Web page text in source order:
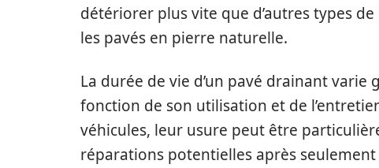
détériorer plus vite que d’autres types
les pavés en pierre naturelle.
La durée de vie d’un pavé drainant
fonction de son utilisation et de
véhicules, leur usure peut être
réparations potentielles après